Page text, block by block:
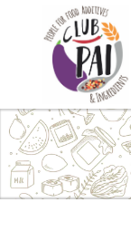
Skip to content